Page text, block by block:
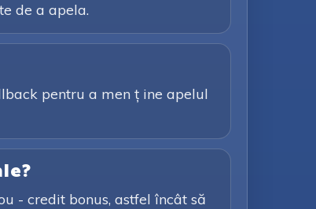
de a apela.
pentru a men ț ine apelul
- credit bonus, astfel încât să